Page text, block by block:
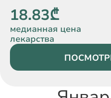
18.83₾
медианная цена
лекарства